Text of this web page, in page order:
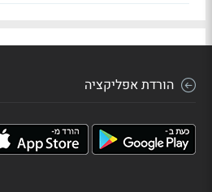
הורדת אפליקציה